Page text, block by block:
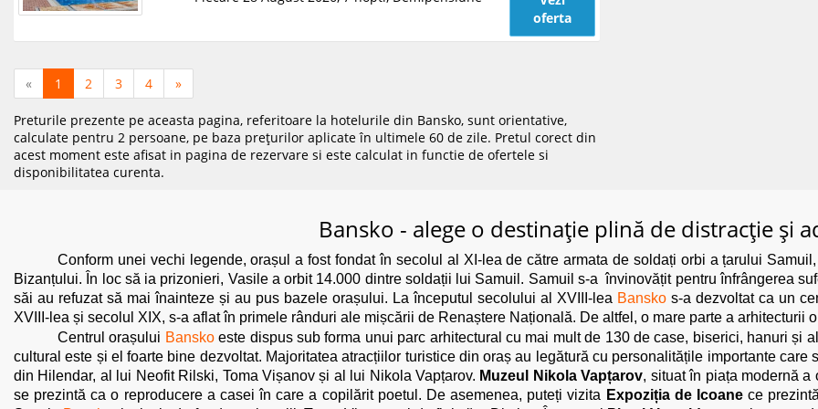
oferta
« 1 2 3 4 »
Preturile prezente pe aceasta pagina, referitoare la hotelurile din Bansko, sunt orientative,
calculate pentru 2 persoane, pe baza prețurilor aplicate în ultimele 60 de zile. Pretul corect din
acest moment este afisat in pagina de rezervare si este calculat in functie de ofertele si
disponibilitatea curenta.
Bansko - alege o destinație plină de distracție și
Conform unei vechi legende, orașul a fost fondat în secolul al XI-lea de către armata de soldați orbi a țarului
Bizanțului. În loc să ia prizonieri, Vasile a orbit 14.000 dintre soldații lui Samuil. Samuil s-a învinovățit pentru înfrângerea
săi au refuzat să mai înainteze și au pus bazele orașului. La începutul secolului al XVIII-lea Bansko s-a dezvoltat ca un
XVIII-lea și secolul XIX, s-a aflat în primele rânduri ale mișcării de Renaștere Națională. De altfel, o mare parte a arhitecturii
Centrul orașului Banskoeste dispus sub forma unui parc arhitectural cu mai mult de 130 de case, biserici, hanuri și
cultural este și el foarte bine dezvoltat. Majoritatea atracțiilor turistice din oraș au legătură cu personalitățile importante care
din Hilendar, al lui Neofit Rilski, Toma Vișanov și al lui Nikola Vapțarov. Muzeul Nikola Vapțarov, situat în piața modernă
se prezintă ca o reproducere a casei în care a copilărit poetul. De asemenea, puteți vizita Expoziția de Icoanece